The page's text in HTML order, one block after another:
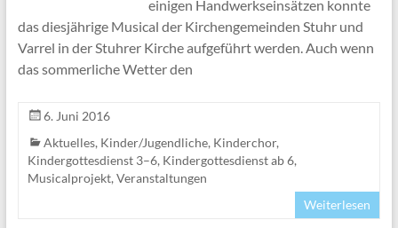
einigen Handwerkseinsätzen konnte
das diesjährige Musical der Kirchengemeinden Stuhr und
Varrel in der Stuhrer Kirche aufgeführt werden. Auch wenn
das sommerliche Wetter den
6. Juni 2016
Aktuelles, Kinder/Jugendliche, Kinderchor,
Kindergottesdienst 3–6, Kindergottesdienst ab 6,
Musicalprojekt, Veranstaltungen
Weiterlesen